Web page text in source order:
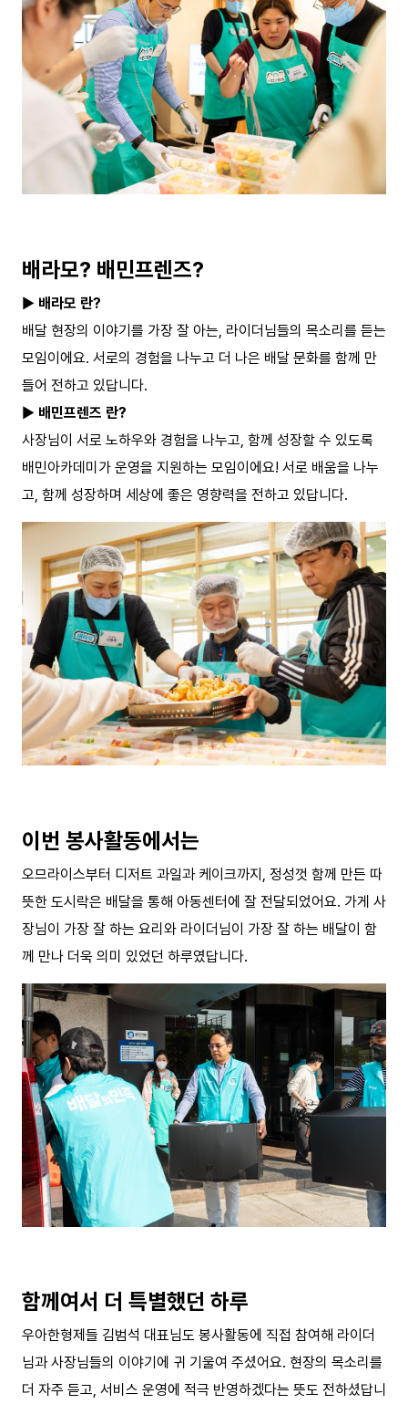
배라모? 배민프렌즈?
▶ 배라모 란?
배달 현장의 이야기를 가장 잘 아는, 라이더님들의 목소리를 듣는
모임이에요. 서로의 경험을 나누고 더 나은 배달 문화를 함께 만
들어 전하고 있답니다.
▶ 배민프렌즈 란?
사장님이 서로 노하우와 경험을 나누고, 함께 성장할 수 있도록
배민아카데미가 운영을 지원하는 모임이에요! 서로 배움을 나누
고, 함께 성장하며 세상에 좋은 영향력을 전하고 있답니다.
이번 봉사활동에서는
오므라이스부터 디저트 과일과 케이크까지, 정성껏 함께 만든 따
뜻한 도시락은 배달을 통해 아동센터에 잘 전달되었어요. 가게 사
장님이 가장 잘 하는 요리와 라이더님이 가장 잘 하는 배달이 함
께 만나 더욱 의미 있었던 하루였답니다.
함께여서 더 특별했던 하루
우아한형제들 김범석 대표님도 봉사활동에 직접 참여해 라이더
님과 사장님들의 이야기에 귀 기울여 주셨어요. 현장의 목소리를
더 자주 듣고, 서비스 운영에 적극 반영하겠다는 뜻도 전하셨답니